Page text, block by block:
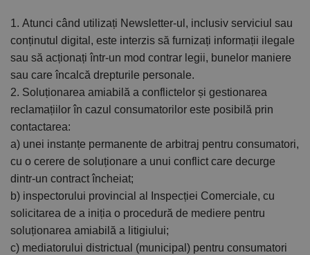
1. Atunci când utilizați Newsletter-ul, inclusiv serviciul sau
conținutul digital, este interzis să furnizați informații ilegale
sau să acționați într-un mod contrar legii, bunelor maniere
sau care încalcă drepturile personale.
2. Soluționarea amiabilă a conflictelor și gestionarea
reclamațiilor în cazul consumatorilor este posibilă prin
contactarea:
a) unei instanțe permanente de arbitraj pentru consumatori,
cu o cerere de soluționare a unui conflict care decurge
dintr-un contract încheiat;
b) inspectorului provincial al Inspecției Comerciale, cu
solicitarea de a iniția o procedură de mediere pentru
soluționarea amiabilă a litigiului;
c) mediatorului districtual (municipal) pentru consumatori